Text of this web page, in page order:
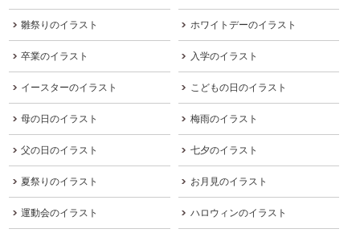
雛祭りのイラスト ホワイトデーのイラスト
卒業のイラスト 入学のイラスト
イースターのイラスト こどもの日のイラスト
母の日のイラスト 梅雨のイラスト
父の日のイラスト 七夕のイラスト
夏祭りのイラスト お月見のイラスト
運動会のイラスト ハロウィンのイラスト